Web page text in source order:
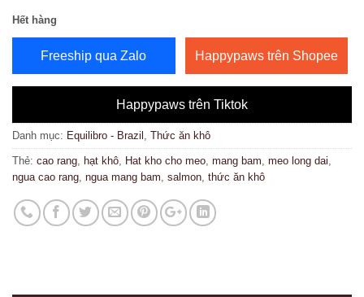
Hết hàng
Freeship qua Zalo Happypaws trên Shopee
Happypaws trên Tiktok
Danh mục: Equilibro - Brazil Thức ăn khô
Thẻ: cao rang hạt khô Hat kho cho meo mang bam meo long dai
ngua cao rang ngua mang bam salmon thức ăn khô